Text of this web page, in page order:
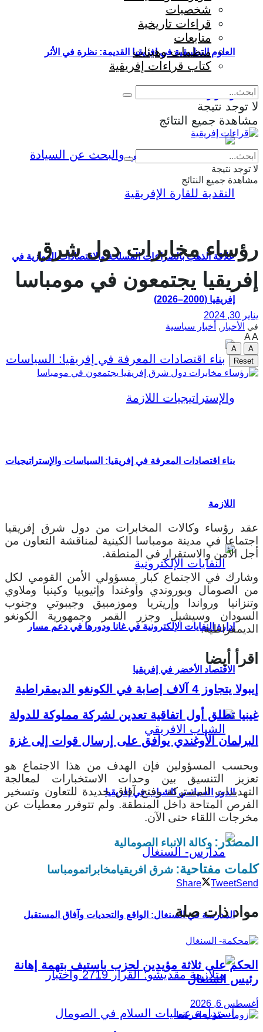
العلوم التطبيقية في إفريقيا القديمة: نظرة في الأثر
والمؤثرات
علاقة الذهب بالصراعات المسلحة والاقتصادات الموازية في
إفريقيا (2000–2026)
بناء اقتصادات المعرفة في إفريقيا: السياسات والإستراتيجيات
اللازمة
إدارة النفايات الإلكترونية في غانا ودورها في دعم مسار
الاقتصاد الأخضر في إفريقيا
الدور السياسي للشباب في إفريقيا
المدرسة في السنغال: الواقع والتحديات وآفاق المستقبل
شخصيات
قراءات تاريخية
متابعات
منظمات وهيئات
كتاب قراءات إفريقية
لا توجد نتيجة
مشاهدة جميع النتائج
لا توجد نتيجة
مشاهدة جميع النتائج
رؤساء مخابرات دول شرق
إفريقيا يجتمعون في مومباسا
يناير 30, 2024
في الأخبار , أخبار سياسية
AA
A
A
Reset
عقد رؤساء وكالات المخابرات من دول شرق إفريقيا
اجتماعا في مدينة مومباسا الكينية لمناقشة التعاون من
أجل الأمن والاستقرار في المنطقة.
وشارك في الاجتماع كبار مسؤولي الأمن القومي لكل
من الصومال وبوروندي وأوغندا وإثيوبيا وكينيا وملاوي
وتنزانيا ورواندا وإريتريا وموزمبيق وجيبوتي وجنوب
السودان وسيشيل وجزر القمر وجمهورية الكونغو
الديمقراطية.
اقرأ أيضا
إيبولا يتجاوز 4 آلاف إصابة في الكونغو الديمقراطية
غينيا تطلق أول اتفاقية تعدين لشركة مملوكة للدولة
البرلمان الأوغندي يوافق على إرسال قوات إلى غزة
وبحسب المسؤولين فإن الهدف من هذا الاجتماع هو
تعزيز التنسيق بين وحدات الاستخبارات لمعالجة
التهديدات المشتركة وفتح آفاق جديدة للتعاون وتسخير
الفرص المتاحة داخل المنطقة. ولم تتوفرر معطيات عن
مخرجات اللقاء حتى الآن.
المصدر: وكالة الانباء الصومالية
كلمات مفتاحية: شرق افريقيامخابراتمومباسا
Share TweetSend
مواد ذات صلة
الحكم على ثلاثة مؤيدين لحزب باستيف بتهمة إهانة
رئيس السنغال
أغسطس 6, 2026